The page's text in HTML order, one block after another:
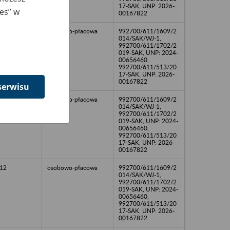
17-SAK, UNP: 2026-
00167822
osobowo-płacowa
992700/611/1609/2
014/SAK/WJ-1,
992700/611/1702/2
019-SAK, UNP: 2024-
00656460,
992700/611/513/20
17-SAK, UNP: 2026-
00167822
osobowo-płacowa
992700/611/1609/2
014/SAK/WJ-1,
992700/611/1702/2
019-SAK, UNP: 2024-
00656460,
992700/611/513/20
17-SAK, UNP: 2026-
00167822
osobowo-płacowa
992700/611/1609/2
014/SAK/WJ-1,
992700/611/1702/2
019-SAK, UNP: 2024-
00656460,
992700/611/513/20
17-SAK, UNP: 2026-
00167822
w